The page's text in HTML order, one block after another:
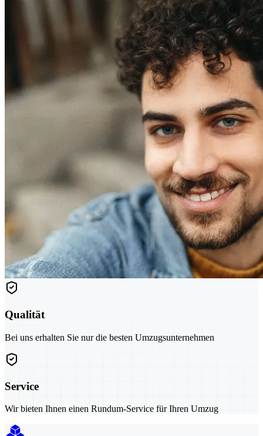
Qualität
Bei uns erhalten Sie nur die besten Umzugsunternehmen
Service
Wir bieten Ihnen einen Rundum-Service für Ihren Umzug